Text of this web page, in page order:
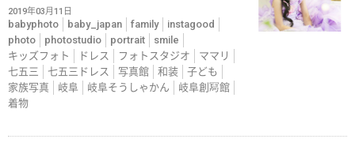
2019年03月11日
babyphoto baby_japan family
instagood
photo
photostudio portrait
smile
キッズフォト
ドレス フォトスタジオ
ママリ
七五三
七五三ドレス 写真館 和装
子ども
家族写真
岐阜 岐阜そうしゃかん
岐阜創冩館
着物